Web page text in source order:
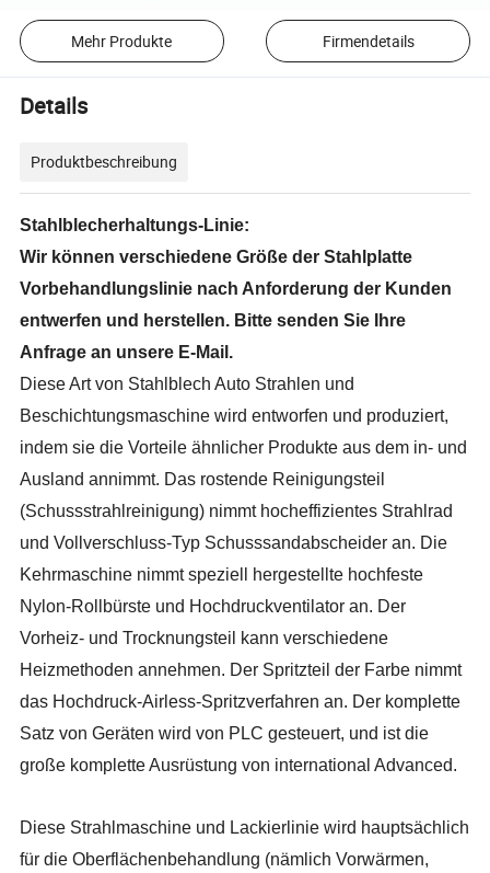
Mehr Produkte Firmendetails
Details
Produktbeschreibung
Stahlblecherhaltungs-Linie:
Wir können verschiedene Größe der Stahlplatte
Vorbehandlungslinie nach Anforderung der Kunden
entwerfen und herstellen. Bitte senden Sie Ihre
Anfrage an unsere E-Mail.
Diese Art von Stahlblech Auto Strahlen und
Beschichtungsmaschine wird entworfen und produziert,
indem sie die Vorteile ähnlicher Produkte aus dem in- und
Ausland annimmt. Das rostende Reinigungsteil
(Schussstrahlreinigung) nimmt hocheffizientes Strahlrad
und Vollverschluss-Typ Schusssandabscheider an. Die
Kehrmaschine nimmt speziell hergestellte hochfeste
Nylon-Rollbürste und Hochdruckventilator an. Der
Vorheiz- und Trocknungsteil kann verschiedene
Heizmethoden annehmen. Der Spritzteil der Farbe nimmt
das Hochdruck-Airless-Spritzverfahren an. Der komplette
Satz von Geräten wird von PLC gesteuert, und ist die
große komplette Ausrüstung von international Advanced.
Diese Strahlmaschine und Lackierlinie wird hauptsächlich
für die Oberflächenbehandlung (nämlich Vorwärmen,